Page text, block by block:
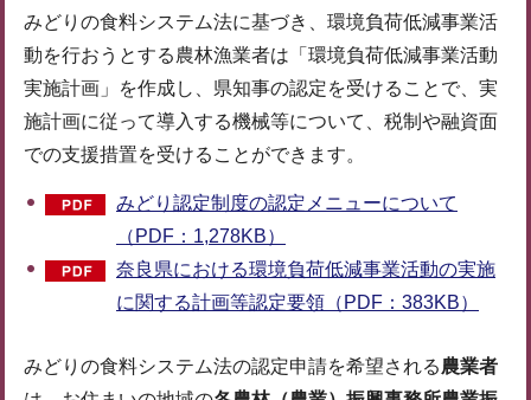
みどりの食料システム法に基づき、環境負荷低減事業活
動を行おうとする農林漁業者は「環境負荷低減事業活動
実施計画」を作成し、県知事の認定を受けることで、実
施計画に従って導入する機械等について、税制や融資面
での支援措置を受けることができます。
みどり認定制度の認定メニューについて
（PDF：1,278KB）
奈良県における環境負荷低減事業活動の実施
に関する計画等認定要領（PDF：383KB）
みどりの食料システム法の認定申請を希望される農業者